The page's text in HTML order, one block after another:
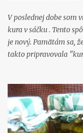
čím sú vnútri plnené.
ktoré pripravuje
V poslednej dobe som
kura v sáčku . Tento
je nový. Pamätám sa,
takto pripravovala
spôsobom je možné
zeleninu a všeličo iné.
zjednodušiť a urýchliť
známeho výrobcu -